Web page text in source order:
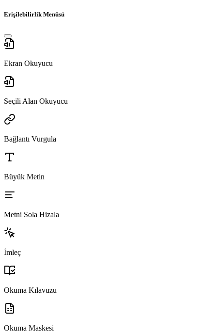
Erişilebilirlik Menüsü
Ekran Okuyucu
Seçili Alan Okuyucu
Bağlantı Vurgula
Büyük Metin
Metni Sola Hizala
İmleç
Okuma Kılavuzu
Okuma Maskesi